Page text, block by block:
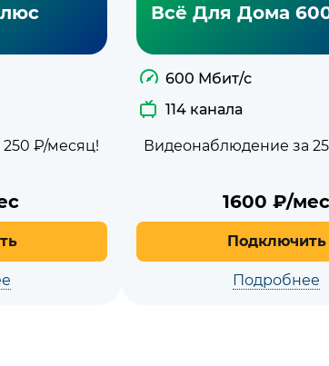
₽/месяц!
Всё Для Дома
600 Мбит/с
114 канала
Видеонаблюдение за
1600 ₽/мес
Подключить
Подробнее